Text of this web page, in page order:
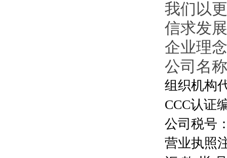
我们以
信求发
企业理
公司名
组织机构
CCC认证
公司税号
营业执照